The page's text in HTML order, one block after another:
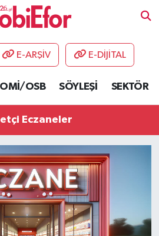
E-ARŞİV E-DİJİTAL
OSB SÖYLEŞİ SEKTÖR
Eczaneler